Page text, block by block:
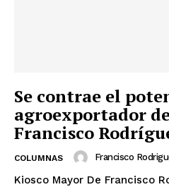
Se contrae el
agroexportador
Francisco
COLUMNAS Francisco
Kiosco Mayor De Francisco Rodríguez Miércoles 1 de